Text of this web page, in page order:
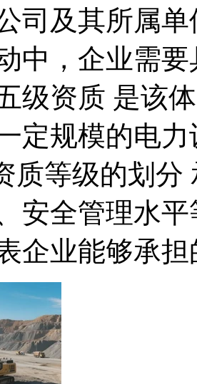
司及其所属
中，企业需
级资质 是该
定规模的电
质等级的划
安全管理水
企业能够承